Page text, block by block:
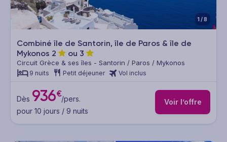
1/8
Combiné île de Santorin, île de Paros & île de
Mykonos 2 ou 3
Circuit Grèce & ses îles - Santorin / Paros / Mykonos
9 nuits Petit déjeuner Vol inclus
Dès 936€/pers.
pour 10 jours / 9 nuits
Voir l’offre